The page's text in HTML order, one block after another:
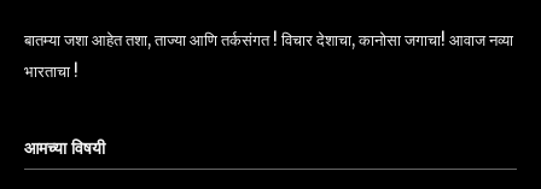
बातम्या जशा आहेत तशा, ताज्या आणि तर्कसंगत ! विचार देशाचा, कानोसा जगाचा! आवाज नव्या
भारताचा !
आमच्या विषयी